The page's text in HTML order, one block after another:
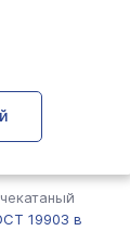
19903 в